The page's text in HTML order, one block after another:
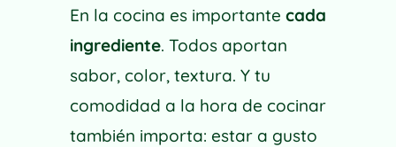
En la cocina es importante cada
ingrediente. Todos aportan
sabor, color, textura. Y tu
comodidad a la hora de cocinar
también importa: estar a gusto